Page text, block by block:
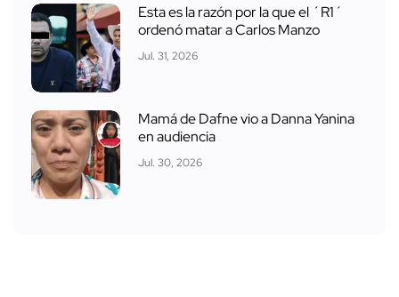
Esta es la razón por la que el ´R1´
ordenó matar a Carlos Manzo
Jul. 31, 2026
Mamá de Dafne vio a Danna Yanina
en audiencia
Jul. 30, 2026